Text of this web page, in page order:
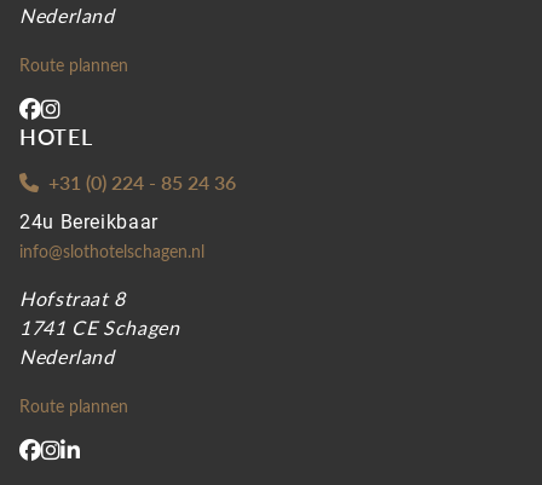
Nederland
Route plannen
HOTEL
+31 (0) 224 - 85 24 36
24u Bereikbaar
info@slothotelschagen.nl
Hofstraat 8
1741 CE Schagen
Nederland
Route plannen